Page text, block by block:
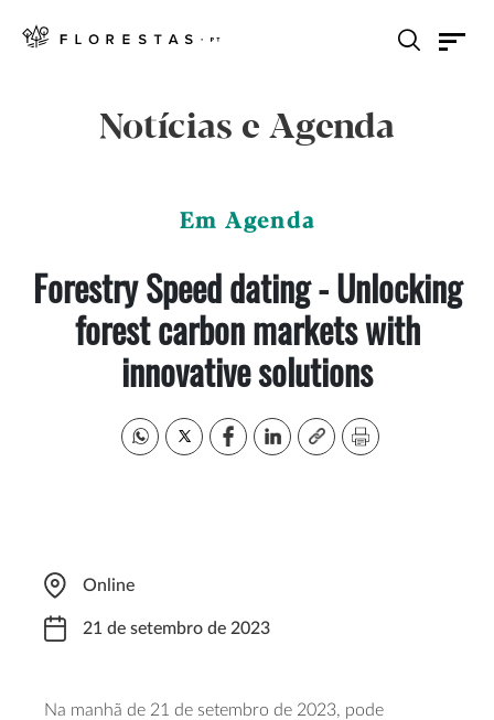
Notícias e Agenda
Em Agenda
Forestry Speed dating - Unlocking
forest carbon markets with
innovative solutions
Online
21 de setembro de 2023
Na manhã de 21 de setembro de 2023, pode